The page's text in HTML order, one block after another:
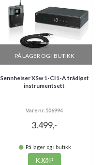
PÅ LAGER OG I BUTIKK
Sennheiser XSw 1-CI1-A trådløst
instrumentsett
Vare nr. 506994
3.499,-
På lager og i butikk
KJØP